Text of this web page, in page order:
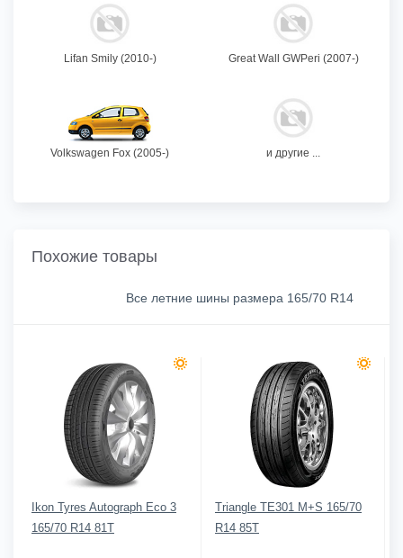
Lifan Smily (2010-) Great Wall GWPeri (2007-)
Volkswagen Fox (2005-) и другие ...
Похожие товары
Все летние шины размера 165/70 R14
Ikon Tyres Autograph Eco 3
165/70 R14 81T
Triangle TE301 M+S 165/70
R14 85T